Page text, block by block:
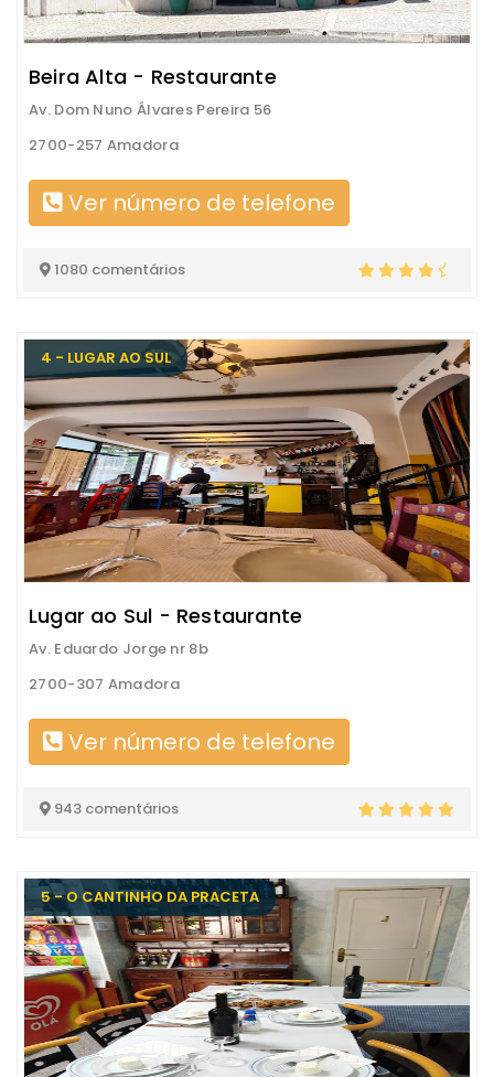
Beira Alta - Restaurante
Av. Dom Nuno Álvares Pereira 56
2700-257 Amadora
Ver número de telefone
1080 comentários
4 - LUGAR AO SUL
Lugar ao Sul - Restaurante
Av. Eduardo Jorge nr 8b
2700-307 Amadora
Ver número de telefone
943 comentários
5 - O CANTINHO DA PRACETA